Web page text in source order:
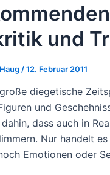
und
/12. Februar 2011
diegetische
und
dass auch in
Nur handelt
Emotionen oder